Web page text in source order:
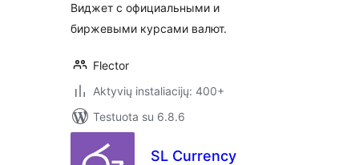
Виджет с официальными и
биржевыми курсами валют.
Flector
Aktyvių instaliacijų: 400+
Testuota su 6.8.6
SL Currency